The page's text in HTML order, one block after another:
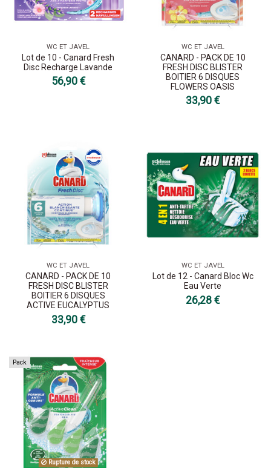
WC ET JAVEL
Lot de 10 - Canard Fresh
Disc Recharge Lavande
56,90 €
WC ET JAVEL
CANARD - PACK DE 10
FRESH DISC BLISTER
BOITIER 6 DISQUES
FLOWERS OASIS
33,90 €
WC ET JAVEL
CANARD - PACK DE 10
FRESH DISC BLISTER
BOITIER 6 DISQUES
ACTIVE EUCALYPTUS
33,90 €
WC ET JAVEL
Lot de 12 - Canard Bloc Wc
Eau Verte
26,28 €
Pack
Rupture de stock